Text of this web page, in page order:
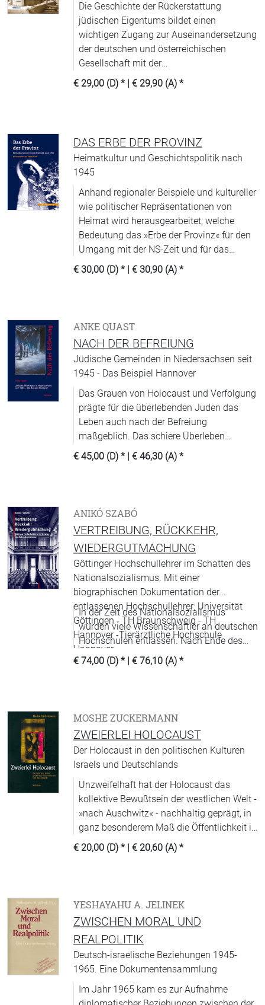
Die Geschichte der Rückerstattung
jüdischen Eigentums bildet einen
wichtigen Zugang zur Auseinandersetzung
der deutschen und österreichischen
Gesellschaft mit der
nationalsozialistischen Vergangenheit und
wirft auch die Frage nach
€ 29,00 (D) * | € 29,90 (A) *
DAS ERBE DER PROVINZ
Heimatkultur und Geschichtspolitik nach
1945
Anhand regionaler Beispiele und kultureller
wie politischer Repräsentationen von
Heimat wird herausgearbeitet, welche
Bedeutung das »Erbe der Provinz« für den
Umgang mit der NS-Zeit und für das
nationale Geschichtsbewußtsein in
Deutschland nach 1945 hatte.
€ 30,00 (D) * | € 30,90 (A) *
ANKE QUAST
NACH DER BEFREIUNG
Jüdische Gemeinden in Niedersachsen seit
1945 - Das Beispiel Hannover
Das Grauen von Holocaust und Verfolgung
prägte für die überlebenden Juden das
Leben auch nach der Befreiung
maßgeblich. Das schiere Überleben
bedeutete einen ungewissen Neuanfang in
vielerlei Hinsicht.
€ 45,00 (D) * | € 46,30 (A) *
ANIKÓ SZABÓ
VERTREIBUNG, RÜCKKEHR,
WIEDERGUTMACHUNG
Göttinger Hochschullehrer im Schatten des
Nationalsozialismus. Mit einer
biographischen Dokumentation der
entlassenen Hochschullehrer: Universität
Göttingen - TH Braunschweig - TH
Hannover -Tierärztliche Hochschule
Hannover
In der Zeit des Nationalsozialismus
wurden viele Wissenschaftler an deutschen
Hochschulen entlassen. Nach Ende des
Zweiten Weltkriegs gestaltete sich sowohl
die Rehabilitierung nichtemigrierter
schwierig.
€ 74,00 (D) * | € 76,10 (A) *
MOSHE ZUCKERMANN
ZWEIERLEI HOLOCAUST
Der Holocaust in den politischen Kulturen
Israels und Deutschlands
Unzweifelhaft hat der Holocaust das
kollektive Bewußtsein der westlichen Welt -
»nach Auschwitz« - nachhaltig geprägt, in
ganz besonderem Maß die Öffentlichkeit in
Israel und Deutschland.
€ 20,00 (D) * | € 20,60 (A) *
YESHAYAHU A. JELINEK
ZWISCHEN MORAL UND
REALPOLITIK
Deutsch-israelische Beziehungen 1945-
1965. Eine Dokumentensammlung
Im Jahr 1965 kam es zur Aufnahme